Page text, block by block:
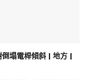
塌電桿傾斜 | 地方 |